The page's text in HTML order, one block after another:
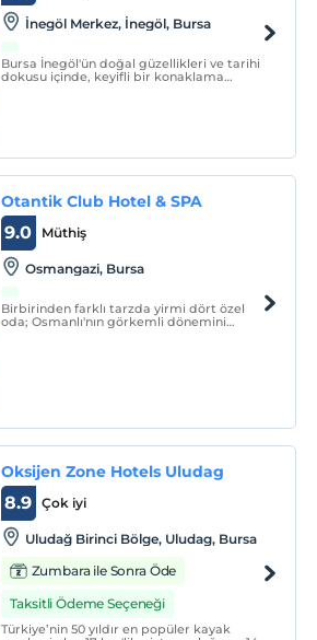
İnegöl Merkez, İnegöl, Bursa
Bursa İnegöl'ün doğal güzellikleri ve tarihi
dokusu içinde, keyifli bir konaklama
Otantik Club Hotel & SPA
Müthiş
9.0
Osmangazi, Bursa
Birbirinden farklı tarzda yirmi dört özel
oda; Osmanlı'nın görkemli dönemini
Oksijen Zone Hotels Uludag
Çok iyi
8.9
Uludağ Birinci Bölge, Uludag, Bursa
Zumbara ile Sonra Öde
Taksitli Ödeme Seçeneği
Türkiye’nin 50 yıldır en popüler kayak